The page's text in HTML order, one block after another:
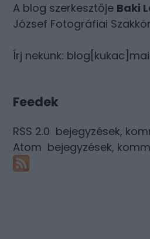
A blog szerkesztője Baki
József Fotográfiai
Írj nekünk:
Feedek
RSS 2.0 bejegyzések,
Atom bejegyzések,